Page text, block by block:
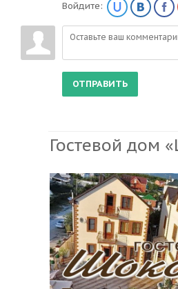
Войдите:
ОТПРАВИТЬ
Гостевой дом